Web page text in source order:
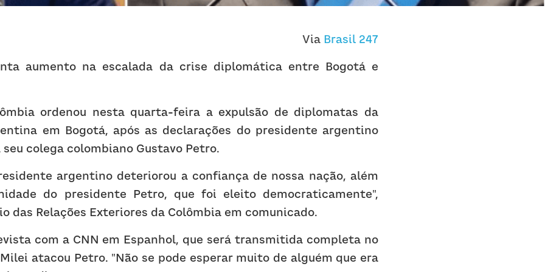
Via Brasil 247
aumento na escalada da crise diplomática entre Bogotá e
ordenou nesta quarta-feira a expulsão de diplomatas da
em Bogotá, após as declarações do presidente argentino
colega colombiano Gustavo Petro.
argentino deteriorou a confiança de nossa nação, além
do presidente Petro, que foi eleito democraticamente",
das Relações Exteriores da Colômbia em comunicado.
com a CNN em Espanhol, que será transmitida completa no
atacou Petro. "Não se pode esperar muito de alguém que era